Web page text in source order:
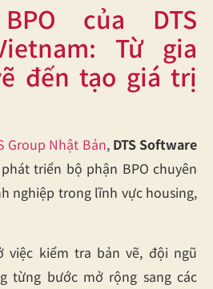
của DTS
Từ gia
đến tạo giá trị
Group Nhật Bản, DTS Software
triển bộ phận BPO chuyên
nghiệp trong lĩnh vực housing,
việc kiểm tra bản vẽ, đội ngũ
từng bước mở rộng sang các